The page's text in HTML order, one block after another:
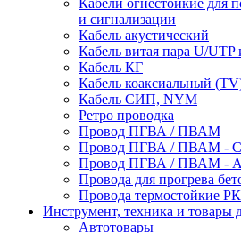
Кабели огнестойкие для
и сигнализации
Кабель акустический
Кабель витая пара U/UTP
Кабель КГ
Кабель коаксиальный
Кабель СИП, NYM
Ретро проводка
Провод ПГВА / ПВАМ
Провод ПГВА / ПВАМ -
Провод ПГВА / ПВАМ
Провода для прогрева
Провода термостойкие
Инструмент, техника и товары
Автотовары